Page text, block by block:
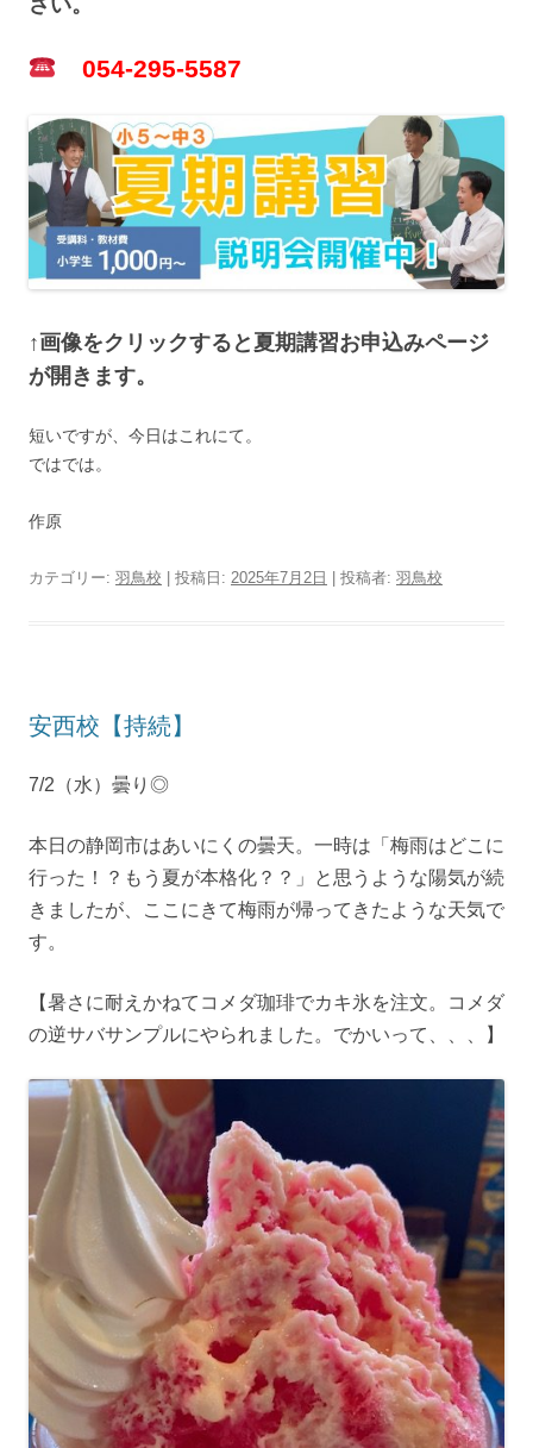
054-295-5587
↑画像をクリックすると夏期講習お申込みページ
が開きます。
短いですが、今日はこれにて。
ではでは。
作原
カテゴリー: 羽鳥校 | 投稿日: 2025年7月2日 投稿者: 羽鳥校
安西校【持続】
7/2（水）曇り◎
本日の静岡市はあいにくの曇天。一時は「梅雨はどこに
行った！？もう夏が本格化？？」と思うような陽気が続
きましたが、ここにきて梅雨が帰ってきたような天気で
す。
【暑さに耐えかねてコメダ珈琲でカキ氷を注文。コメダ
の逆サバサンプルにやられました。でかいって、、、】